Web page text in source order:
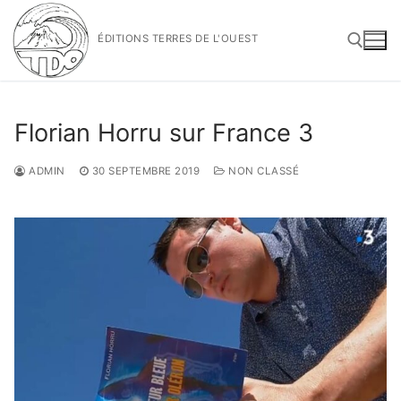
Aller
au
contenu
ÉDITIONS TERRES DE L'OUEST
Florian Horru sur France 3
ADMIN 30 SEPTEMBRE 2019 NON CLASSÉ